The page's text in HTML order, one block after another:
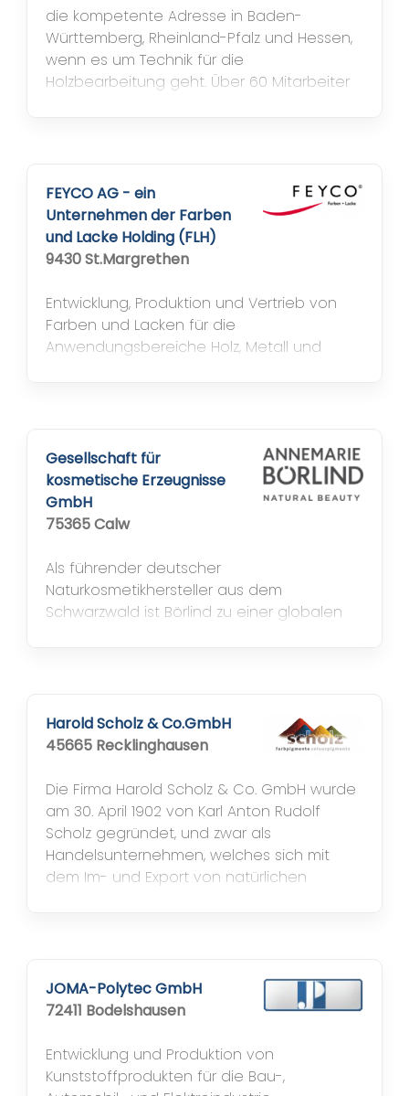
die kompetente Adresse in Baden-
Württemberg, Rheinland-Pfalz und Hessen,
wenn es um Technik für die
Holzbearbeitung geht. Über 60 Mitarbeiter
Fertigungsprobleme nicht nur hochwertige
Maschinen und Werkzeuge, sondern vor...
FEYCO AG - ein
Unternehmen der Farben
und Lacke Holding (FLH)
9430 St.Margrethen
Entwicklung, Produktion und Vertrieb von
Farben und Lacken für die
Anwendungsbereiche Holz, Metall und
Gesellschaft für
kosmetische Erzeugnisse
GmbH
75365 Calw
Als führender deutscher
Naturkosmetikhersteller aus dem
Schwarzwald ist Börlind zu einer globalen
Übersee. Börlind hat weltweit treue Kunden
gewonnen und den ganzen
Vertrieb der Börlind...
Harold Scholz & Co.GmbH
45665 Recklinghausen
Die Firma Harold Scholz & Co. GmbH wurde
am 30. April 1902 von Karl Anton Rudolf
Scholz gegründet, und zwar als
Handelsunternehmen, welches sich mit
dem Im- und Export von natürlichen
Zusammenarbeit, die bis zu dem heutigen
Tage andauert, ging Scholz Ende...
JOMA-Polytec GmbH
72411 Bodelshausen
Entwicklung und Produktion von
Kunststoffprodukten für die Bau-,